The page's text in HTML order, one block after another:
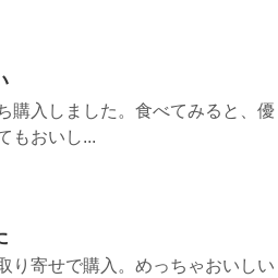
購入しました。食べてみると、優
もおいし...
り寄せで購入。めっちゃおいしい